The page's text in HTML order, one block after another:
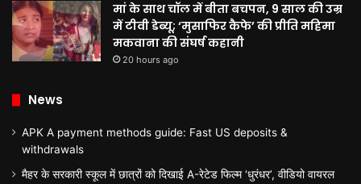
मां के साथ चॉल में बीता बचपन, 9 साल की उम्र
में टीवी डेब्यू; ‘मुसाफिर कैफे’ की प्रीति महिमा
मकवाना की संघर्ष कहानी
20 hours ago
News
APK A payment methods guide: Fast US deposits &
withdrawals
मैहर के सरकारी स्कूल में छात्रों को दिखाई A-रेटेड फिल्म ‘धुरंधर’, वीडियो वायरल